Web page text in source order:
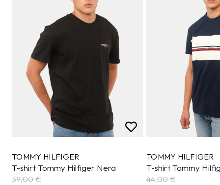
TOMMY HILFIGER
T-shirt Tommy Hilfiger Nera
39,00 €
TOMMY HILFIGER
T-shirt Tommy
44,00 €